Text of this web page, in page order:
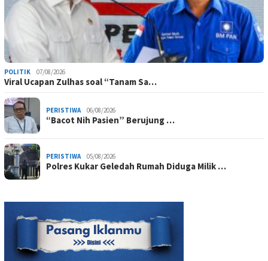
POLITIK 07/08/2026
Viral Ucapan Zulhas soal “Tanam Sa…
PERISTIWA 06/08/2026
“Bacot Nih Pasien” Berujung …
PERISTIWA 05/08/2026
Polres Kukar Geledah Rumah Diduga Milik …